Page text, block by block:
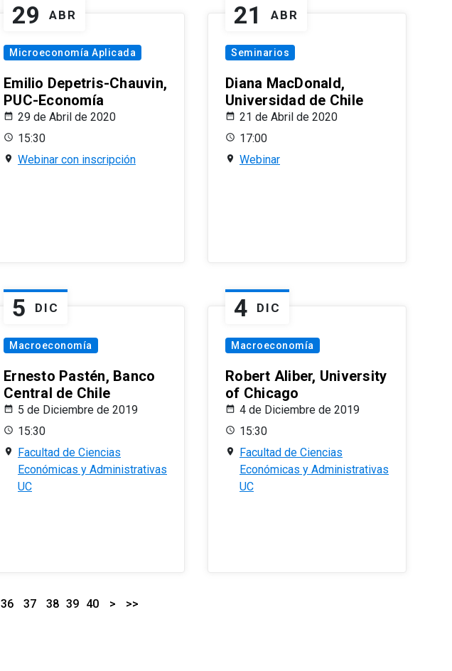
29 ABR
Microeconomía Aplicada
Emilio Depetris-Chauvin,
PUC-Economía
29 de Abril de 2020
15:30
Webinar con inscripción
21 ABR
Seminarios
Diana MacDonald,
Universidad de Chile
21 de Abril de 2020
17:00
Webinar
5 DIC
Macroeconomía
Ernesto Pastén, Banco
Central de Chile
5 de Diciembre de 2019
15:30
Facultad de Ciencias
Económicas y Administrativas
UC
4 DIC
Macroeconomía
Robert Aliber, University
of Chicago
4 de Diciembre de 2019
15:30
Facultad de Ciencias
Económicas y Administrativas
UC
36 37 38 39 40 > >>